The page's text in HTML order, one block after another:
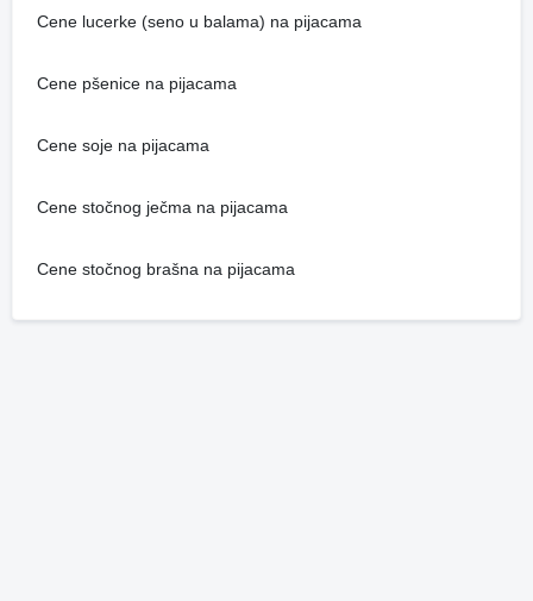
Cene lucerke (seno u balama) na pijacama
Cene pšenice na pijacama
Cene soje na pijacama
Cene stočnog ječma na pijacama
Cene stočnog brašna na pijacama